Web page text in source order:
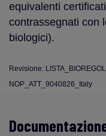
equivalenti
contrassegnati con
biologici).
Revisione:
NOP_ATT_9040826_Italy